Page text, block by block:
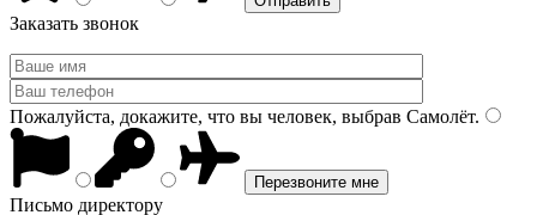
Заказать звонок
Пожалуйста, докажите, что вы человек, выбрав Самолёт.
Письмо директору